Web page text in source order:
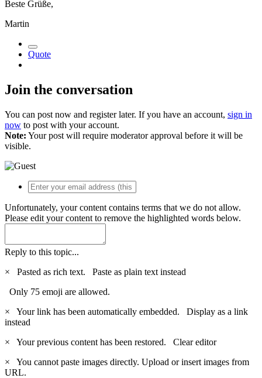
Beste Grüße,
Martin
Quote
Join the conversation
You can post now and register later. If you have an account, sign in
now to post with your account.
Note: Your post will require moderator approval before it will be
visible.
Unfortunately, your content contains terms that we do not allow.
Please edit your content to remove the highlighted words below.
Reply to this topic...
×
Pasted as rich text. Paste as plain text instead
Only 75 emoji are allowed.
×
Your link has been automatically embedded. Display as a link
instead
×
Your previous content has been restored. Clear editor
×
You cannot paste images directly. Upload or insert images from
URL.